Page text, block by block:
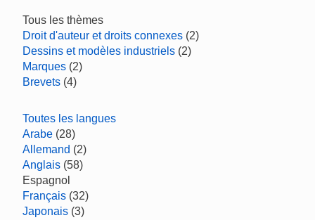
Tous les thèmes
Droit d'auteur et droits connexes (2)
Dessins et modèles industriels (2)
Marques (2)
Brevets (4)
Toutes les langues
Arabe (28)
Allemand (2)
Anglais (58)
Espagnol
Français (32)
Japonais (3)